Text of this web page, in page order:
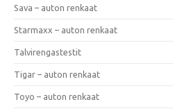
Sava – auton renkaat
Starmaxx – auton renkaat
Talvirengastestit
Tigar – auton renkaat
Toyo – auton renkaat